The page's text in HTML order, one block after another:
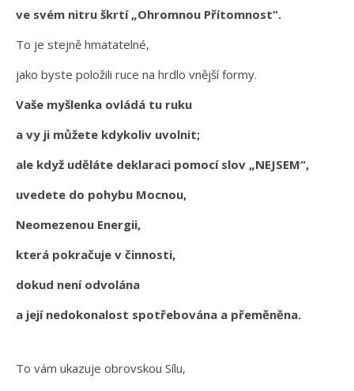
ve svém nitru škrtí „Ohromnou Přítomnost“.
To je stejně hmatatelné,
jako byste položili ruce na hrdlo vnější formy.
Vaše myšlenka ovládá tu ruku
a vy ji můžete kdykoliv uvolnit;
ale když uděláte deklaraci pomocí slov „NEJSEM“,
uvedete do pohybu Mocnou,
Neomezenou Energii,
která pokračuje v činnosti,
dokud není odvolána
a její nedokonalost spotřebována a přeměněna.
To vám ukazuje obrovskou Sílu,